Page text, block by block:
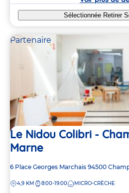
Sélectionnée Retirer
Partenaire
Le Nidou Colibri -
Marne
Adresse
la
6 Place Georges Marchais 94500
DISTANCE
4,9 KM 8:00-19:00 MICRO-CRÈCHE